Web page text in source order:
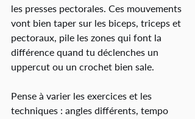
les presses pectorales. Ces mouvements
vont bien taper sur les biceps, triceps et
pectoraux, pile les zones qui font la
différence quand tu déclenches un
uppercut ou un crochet bien sale.
Pense à varier les exercices et les
techniques : angles différents, tempo